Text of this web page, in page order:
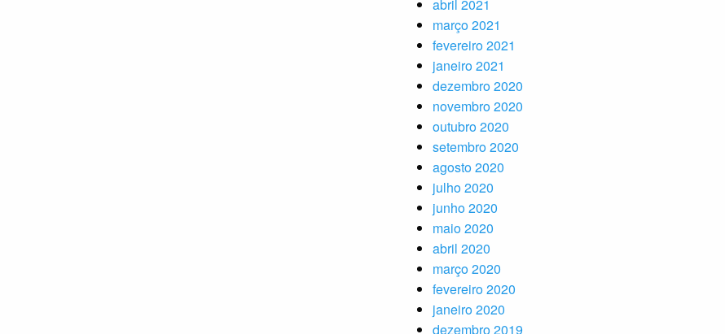
abril 2021
março 2021
fevereiro 2021
janeiro 2021
dezembro 2020
novembro 2020
outubro 2020
setembro 2020
agosto 2020
julho 2020
junho 2020
maio 2020
abril 2020
março 2020
fevereiro 2020
janeiro 2020
dezembro 2019